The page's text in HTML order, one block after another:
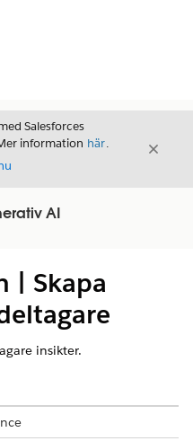
Salesforces
information här.
Stäng
AI
| Skapa
insikter.